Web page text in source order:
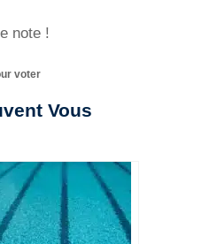
note !
voter
Vous